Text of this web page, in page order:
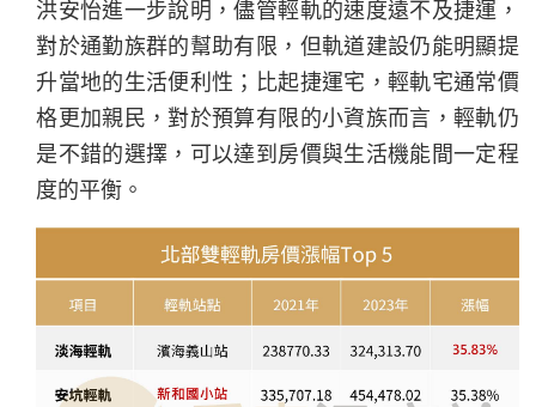
洪安怡進一步說明，儘管輕軌的速度遠不及捷運，
對於通勤族群的幫助有限，但軌道建設仍能明顯提
升當地的生活便利性；比起捷運宅，輕軌宅通常價
格更加親民，對於預算有限的小資族而言，輕軌仍
是不錯的選擇，可以達到房價與生活機能間一定程
度的平衡。